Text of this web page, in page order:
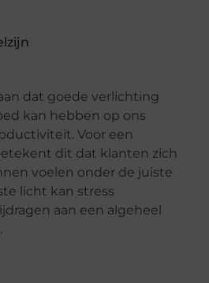
dat goede verlichting
kan hebben op ons
Voor een
dit dat klanten zich
voelen onder de juiste
licht kan stress
aan een algeheel